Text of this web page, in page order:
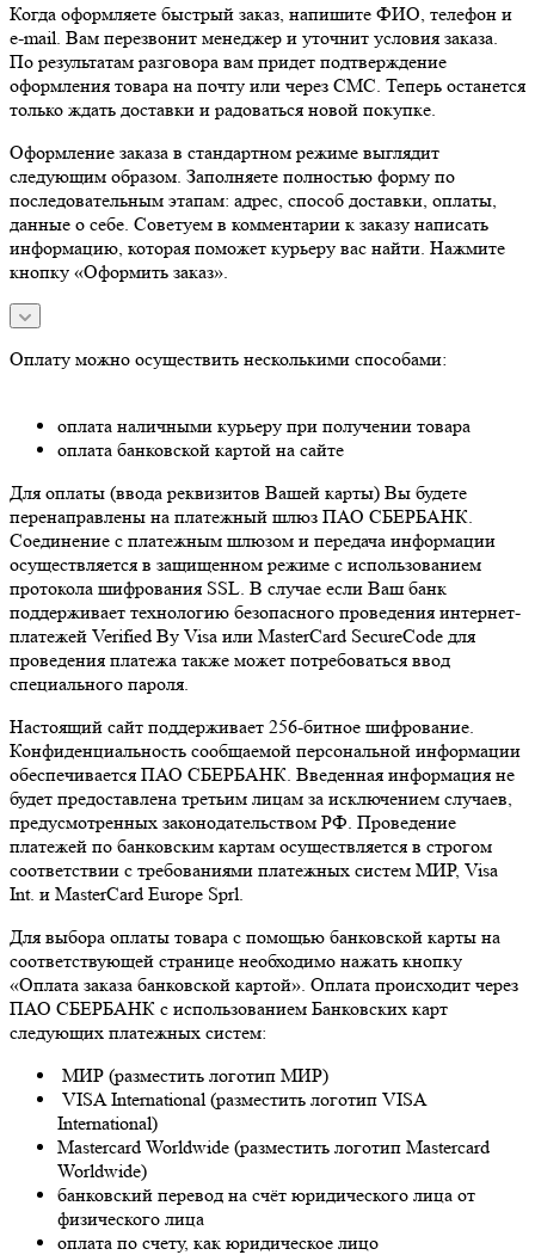
Когда оформляете быстрый заказ, напишите ФИО, телефон и
e-mail. Вам перезвонит менеджер и уточнит условия заказа.
По результатам разговора вам придет подтверждение
оформления товара на почту или через СМС. Теперь останется
только ждать доставки и радоваться новой покупке.
Оформление заказа в стандартном режиме выглядит
следующим образом. Заполняете полностью форму по
последовательным этапам: адрес, способ доставки, оплаты,
данные о себе. Советуем в комментарии к заказу написать
информацию, которая поможет курьеру вас найти. Нажмите
кнопку «Оформить заказ».
Оплату можно осуществить несколькими способами:
оплата наличными курьеру при получении товара
оплата банковской картой на сайте
Для оплаты (ввода реквизитов Вашей карты) Вы будете
перенаправлены на платежный шлюз ПАО СБЕРБАНК.
Соединение с платежным шлюзом и передача информации
осуществляется в защищенном режиме с использованием
протокола шифрования SSL. В случае если Ваш банк
поддерживает технологию безопасного проведения интернет-
платежей Verified By Visa или MasterCard SecureCode для
проведения платежа также может потребоваться ввод
специального пароля.
Настоящий сайт поддерживает 256-битное шифрование.
Конфиденциальность сообщаемой персональной информации
обеспечивается ПАО СБЕРБАНК. Введенная информация не
будет предоставлена третьим лицам за исключением случаев,
предусмотренных законодательством РФ. Проведение
платежей по банковским картам осуществляется в строгом
соответствии с требованиями платежных систем МИР, Visa
Int. и MasterCard Europe Sprl.
Для выбора оплаты товара с помощью банковской карты на
соответствующей странице необходимо нажать кнопку
«Оплата заказа банковской картой». Оплата происходит через
ПАО СБЕРБАНК с использованием Банковских карт
следующих платежных систем:
МИР (разместить логотип МИР)
VISA International (разместить логотип VISA
International)
Mastercard Worldwide (разместить логотип Mastercard
Worldwide)
банковский перевод на счёт юридического лица от
физического лица
оплата по счету, как юридическое лицо